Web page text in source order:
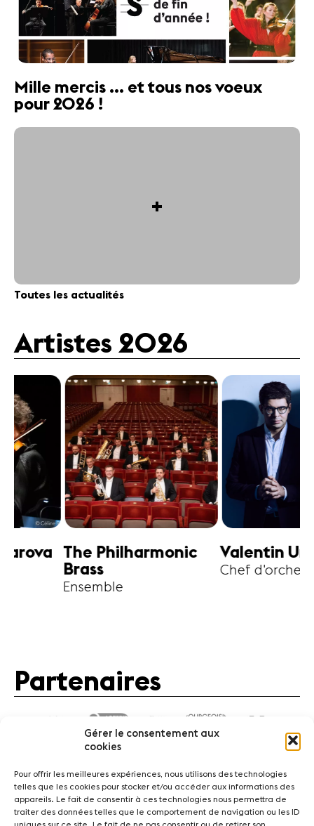
Gérer le consentement aux
cookies
Pour offrir les meilleures expériences, nous utilisons des technologies
telles que les cookies pour stocker et/ou accéder aux informations des
appareils. Le fait de consentir à ces technologies nous permettra de
traiter des données telles que le comportement de navigation ou les ID
Mille mercis ... et tous nos voeux
pour 2026 !
+
Toutes les actualités
Artistes 2026
Valentin Uryupin
Chef d'orchestre
Amihai
Alto
Partenaires
ActualitésConcerts Bénévoles Médiation